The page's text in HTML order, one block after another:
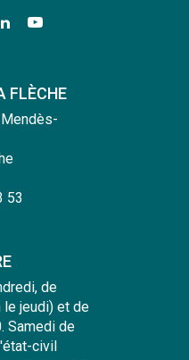
Lien
compte
chaîne
FLÈCHE
53
de
le jeudi) et de
Samedi de
civil